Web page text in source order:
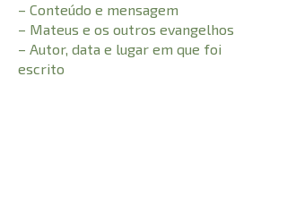
– Conteúdo e mensagem
– Mateus e os outros evangelhos
– Autor, data e lugar em que foi
escrito